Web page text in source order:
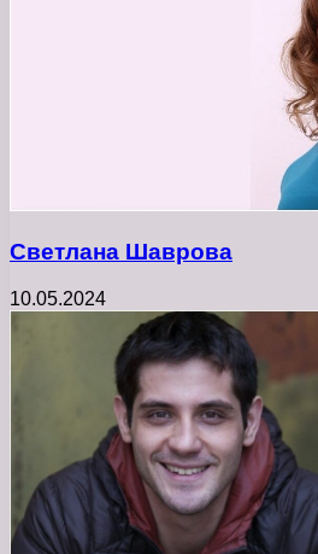
Светлана Шаврова
10.05.2024